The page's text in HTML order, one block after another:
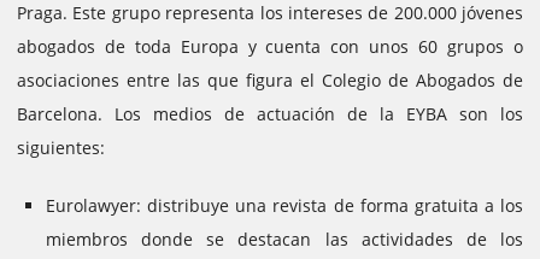
Praga. Este grupo representa los intereses de 200.000 jóvenes
abogados de toda Europa y cuenta con unos 60 grupos o
asociaciones entre las que figura el Colegio de Abogados de
Barcelona. Los medios de actuación de la EYBA son los
siguientes:
Eurolawyer: distribuye una revista de forma gratuita a los
miembros donde se destacan las actividades de los